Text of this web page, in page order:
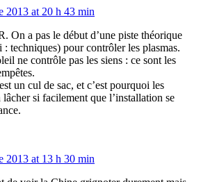
2013 at 20 h 43 min
On a pas le début d’une piste théorique
techniques) pour contrôler les plasmas.
ne contrôle pas les siens : ce sont les
un cul de sac, et c’est pourquoi les
lâcher si facilement que l’installation se
2013 at 13 h 30 min